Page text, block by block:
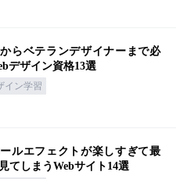
らベテランデザイナーまで必
デザイン資格13選
イン学習
ルエフェクトが楽しすぎて最
てしまうWebサイト14選